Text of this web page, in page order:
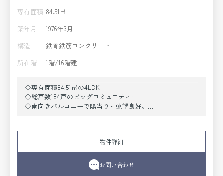
専有面積 84.51㎡
築年月
1976年3月
構造
鉄骨鉄筋コンクリート
所在階
1階/16階建
◇専有面積84.51㎡の4LDK
◇総戸数184戸のビッグコミュニティー
◇南向きバルコニーで陽当り・眺望良好。
物件詳細
お問い合わせ